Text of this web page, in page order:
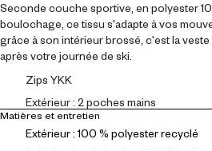
Seconde couche sportive, en polyester
boulochage, ce tissu s'adapte à vos
grâce à son intérieur brossé, c'est la
après votre journée de ski.
Zips YKK
Extérieur : 2 poches mains
Matières et entretien
Extérieur : 100 % polyester recyclé